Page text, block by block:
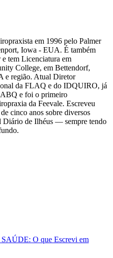
em 1996 pelo Palmer
Iowa - EUA. É também
tem Licenciatura em
College, em Bettendorf,
e região. Atual Diretor
da FLAQ e do IDQUIRO, já
ABQ e foi o primeiro
da Feevale. Escreveu
cinco anos sobre diversos
Diário de Ilhéus — sempre tendo
O que Escrevi em